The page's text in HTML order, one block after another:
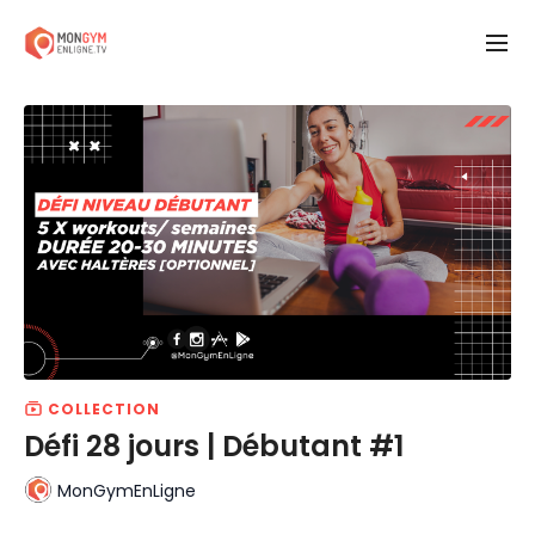
COLLECTION
Défi 28 jours | Débutant #1
MonGymEnLigne